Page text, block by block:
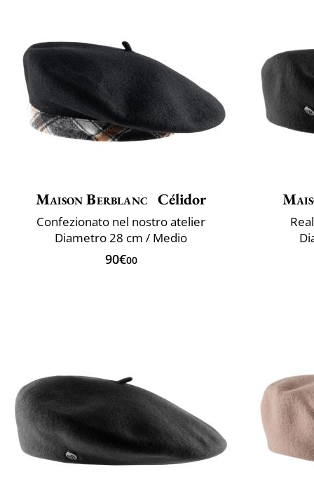
Maison Berblanc Célidor
Confezionato nel nostro atelier
Diametro 28 cm / Medio
90€00